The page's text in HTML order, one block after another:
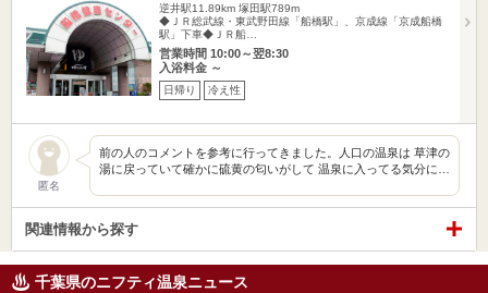
逆井駅11.89km 塚田駅789m
◆ＪＲ総武線・東武野田線「船橋駅」、京成線「京成船橋
駅」下車◆ＪＲ船…
営業時間 10:00～翌8:30
入浴料金 ～
日帰り 冷え性
匿名
前の人のコメントを参考に行ってきました。人口の温泉は 草津の
湯に戻っていて確かに硫黄の匂いがして 温泉に入ってる気分に…
関連情報から探す
千葉県のニフティ温泉ニュース